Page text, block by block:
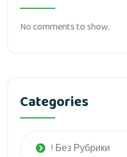
No comments to show.
Categories
! Без Рубрики